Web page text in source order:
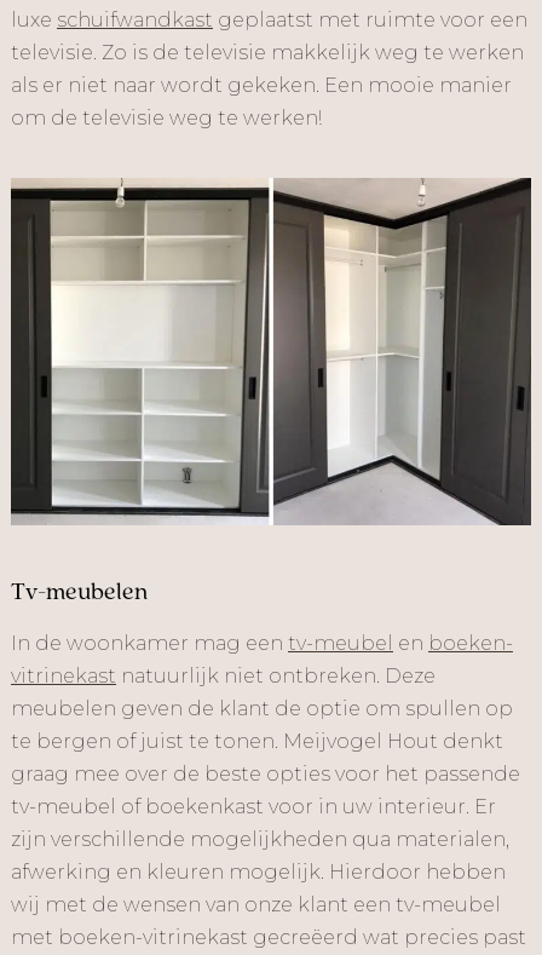
luxe schuifwandkast geplaatst met ruimte voor een
televisie. Zo is de televisie makkelijk weg te werken
als er niet naar wordt gekeken. Een mooie manier
om de televisie weg te werken!
Tv-meubelen
In de woonkamer mag een tv-meubel en boeken-
vitrinekast natuurlijk niet ontbreken. Deze
meubelen geven de klant de optie om spullen op
te bergen of juist te tonen. Meijvogel Hout denkt
graag mee over de beste opties voor het passende
tv-meubel of boekenkast voor in uw interieur. Er
zijn verschillende mogelijkheden qua materialen,
afwerking en kleuren mogelijk. Hierdoor hebben
wij met de wensen van onze klant een tv-meubel
met boeken-vitrinekast gecreëerd wat precies past